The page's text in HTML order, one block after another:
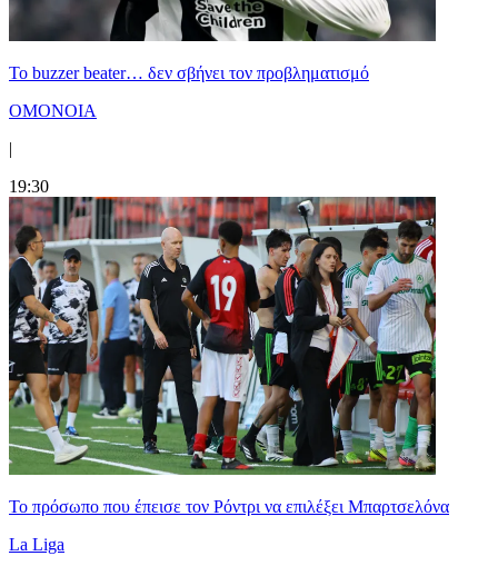
Το buzzer beater… δεν σβήνει τoν προβληματισμό
ΟΜΟΝΟΙΑ
|
19:30
Το πρόσωπο που έπεισε τον Ρόντρι να επιλέξει Μπαρτσελόνα
La Liga